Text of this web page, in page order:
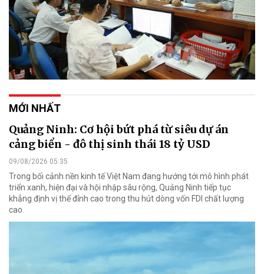
MỚI NHẤT
Quảng Ninh: Cơ hội bứt phá từ siêu dự án
cảng biển - đô thị sinh thái 18 tỷ USD
09/08/2026 05:35
Trong bối cảnh nền kinh tế Việt Nam đang hướng tới mô hình phát
triển xanh, hiện đại và hội nhập sâu rộng, Quảng Ninh tiếp tục
khẳng định vị thế đỉnh cao trong thu hút dòng vốn FDI chất lượng
cao.